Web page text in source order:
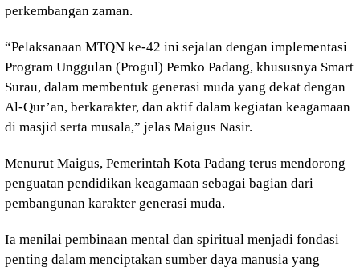
perkembangan zaman.
“Pelaksanaan MTQN ke-42 ini sejalan dengan implementasi
Program Unggulan (Progul) Pemko Padang, khususnya Smart
Surau, dalam membentuk generasi muda yang dekat dengan
Al-Qur’an, berkarakter, dan aktif dalam kegiatan keagamaan
di masjid serta musala,” jelas Maigus Nasir.
Menurut Maigus, Pemerintah Kota Padang terus mendorong
penguatan pendidikan keagamaan sebagai bagian dari
pembangunan karakter generasi muda.
Ia menilai pembinaan mental dan spiritual menjadi fondasi
penting dalam menciptakan sumber daya manusia yang